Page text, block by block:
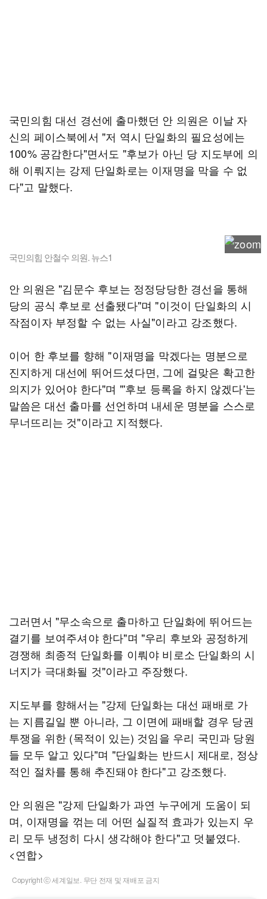
국민의힘 대선 경선에 출마했던 안 의원은 이날 자
신의 페이스북에서 "저 역시 단일화의 필요성에는
100% 공감한다"면서도 "후보가 아닌 당 지도부에 의
해 이뤄지는 강제 단일화로는 이재명을 막을 수 없
다"고 말했다.
국민의힘 안철수 의원. 뉴스1
안 의원은 "김문수 후보는 정정당당한 경선을 통해
당의 공식 후보로 선출됐다"며 "이것이 단일화의 시
작점이자 부정할 수 없는 사실"이라고 강조했다.
이어 한 후보를 향해 "이재명을 막겠다는 명분으로
진지하게 대선에 뛰어드셨다면, 그에 걸맞은 확고한
의지가 있어야 한다"며 "'후보 등록을 하지 않겠다'는
말씀은 대선 출마를 선언하며 내세운 명분을 스스로
무너뜨리는 것"이라고 지적했다.
그러면서 "무소속으로 출마하고 단일화에 뛰어드는
결기를 보여주셔야 한다"며 "우리 후보와 공정하게
경쟁해 최종적 단일화를 이뤄야 비로소 단일화의 시
너지가 극대화될 것"이라고 주장했다.
지도부를 향해서는 "강제 단일화는 대선 패배로 가
는 지름길일 뿐 아니라, 그 이면에 패배할 경우 당권
투쟁을 위한 (목적이 있는) 것임을 우리 국민과 당원
들 모두 알고 있다"며 "단일화는 반드시 제대로, 정상
적인 절차를 통해 추진돼야 한다"고 강조했다.
안 의원은 "강제 단일화가 과연 누구에게 도움이 되
며, 이재명을 꺾는 데 어떤 실질적 효과가 있는지 우
리 모두 냉정히 다시 생각해야 한다"고 덧붙였다.
<연합>
Copyright ⓒ 세계일보. 무단 전재 및 재배포 금지